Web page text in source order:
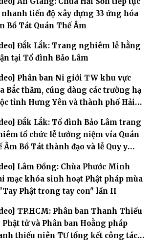
nhanh tiến độ xây dựng 33 ứng hóa
Bồ Tát Quán Thế Âm
Đắk Lắk: Trang nghiêm lễ hằng
tại Tổ đình Bảo Lâm
Phân ban Ni giới TW khu vực
Bắc thăm, cúng dàng các trường hạ
tỉnh Hưng Yên và thành phố Hải
Đắk Lắk: Tổ đình Bảo Lâm trang
tổ chức lễ tưởng niệm vía Quán
Âm Bồ Tát thành đạo và lễ Quy y
Lâm Đồng: Chùa Phước Minh
mạc khóa sinh hoạt Phật pháp mùa
Phật trong tay con" lần II
TP.HCM: Phân ban Thanh Thiếu
tử và Phân ban Hoằng pháp
thiếu niên TƯ tổng kết công tác